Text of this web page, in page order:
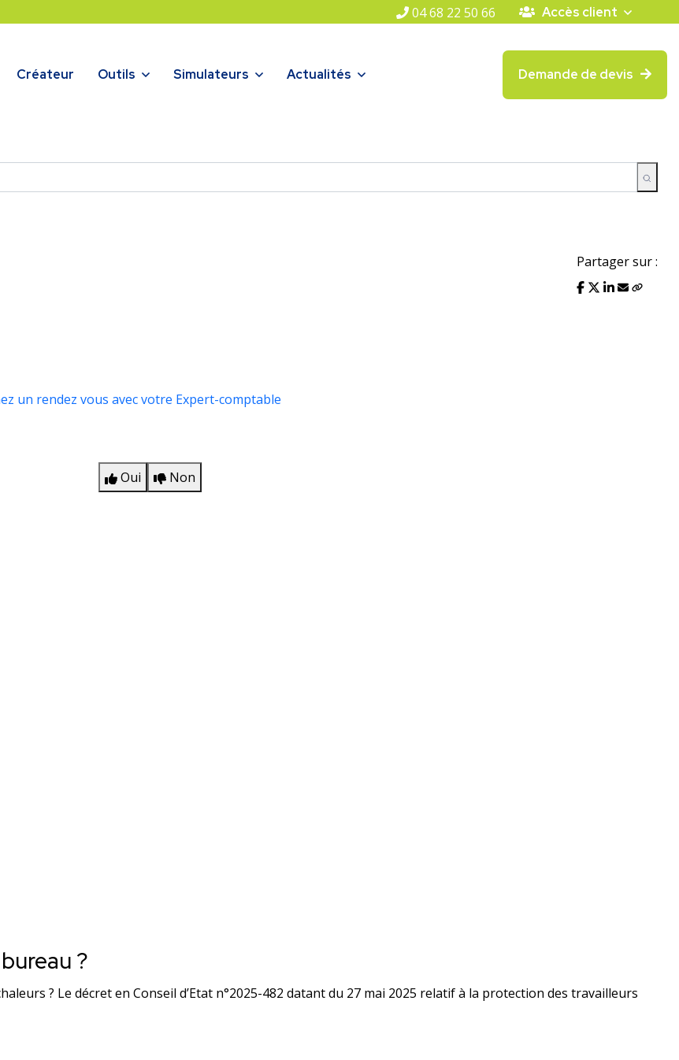
04 68 22 50 66 Accès client
Créateur Outils Simulateurs Actualités Demande de devis
Partager sur :
un rendez vous avec votre Expert-comptable
Oui Non
?
? Le décret en Conseil d’Etat n°2025-482 datant du 27 mai 2025 relatif à la protection des travailleurs